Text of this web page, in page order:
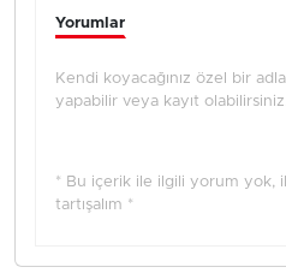
Yorumlar
Kendi koyacağınız özel bir
yapabilir veya kayıt olabilirsiniz.
* Bu içerik ile ilgili yorum yok,
tartışalım *